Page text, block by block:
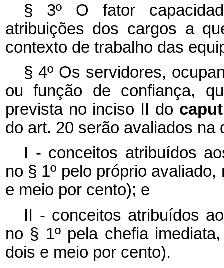
§ 3º O fator
atribuições dos cargos a
contexto de trabalho das
§ 4º Os servidores,
ou função de confiança,
prevista no inciso II do
do art. 20 serão avaliados na
I - conceitos atribuídos
no § 1º pelo próprio
e meio por cento); e
II - conceitos atribuídos
no § 1º pela chefia
dois e meio por cento).